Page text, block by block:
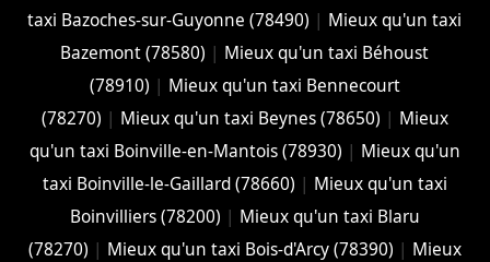
taxi Bazoches-sur-Guyonne (78490) | Mieux qu'un taxi
Bazemont (78580) | Mieux qu'un taxi Béhoust
(78910) | Mieux qu'un taxi Bennecourt
(78270) | Mieux qu'un taxi Beynes (78650) | Mieux
qu'un taxi Boinville-en-Mantois (78930) | Mieux qu'un
taxi Boinville-le-Gaillard (78660) | Mieux qu'un taxi
Boinvilliers (78200) | Mieux qu'un taxi Blaru
(78270) | Mieux qu'un taxi Bois-d'Arcy (78390) | Mieux